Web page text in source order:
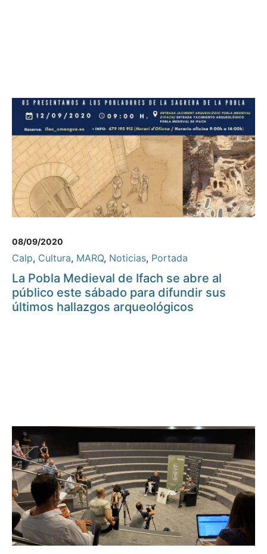
08/09/2020
Calp, Cultura, MARQ, Noticias, Portada
La Pobla Medieval de Ifach se abre al
público este sábado para difundir sus
últimos hallazgos arqueológicos